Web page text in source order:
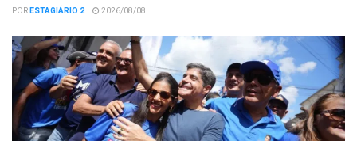
PORESTAGIÁRIO 2 2026/08/08